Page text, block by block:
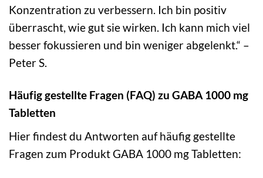
Konzentration zu verbessern. Ich bin positiv
überrascht, wie gut sie wirken. Ich kann mich viel
besser fokussieren und bin weniger abgelenkt.“ –
Peter S.
Häufig gestellte Fragen (FAQ) zu GABA 1000 mg
Tabletten
Hier findest du Antworten auf häufig gestellte
Fragen zum Produkt GABA 1000 mg Tabletten: